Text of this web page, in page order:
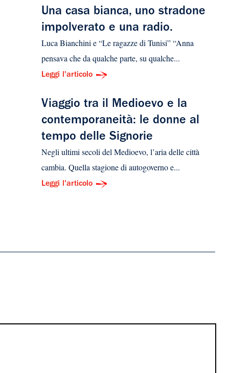
Una casa bianca, uno stradone
impolverato e una radio.
Luca Bianchini e “Le ragazze di Tunisi” “Anna
pensava che da qualche parte, su qualche...
Leggi l'articolo
Viaggio tra il Medioevo e la
contemporaneità: le donne al
tempo delle Signorie
Negli ultimi secoli del Medioevo, l’aria delle città
cambia. Quella stagione di autogoverno e...
Leggi l'articolo